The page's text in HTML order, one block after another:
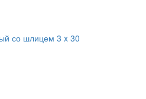
со шлицем 3 x 30